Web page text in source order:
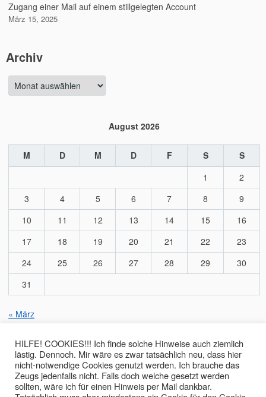
Zugang einer Mail auf einem stillgelegten Account
März 15, 2025
Archiv
Archiv
August 2026
M D M D F S
S
1
2
3
4 5 6 7 8
9
10
11 12 13 14 15
16
17
18 19 20 21 22
23
24
25 26 27 28 29
30
31
« März
read.me
HILFE! COOKIES!!! Ich finde solche Hinweise auch ziemlich
lästig. Dennoch. Mir wäre es zwar tatsächlich neu, dass hier
nicht-notwendige Cookies genutzt werden. Ich brauche das
Zeugs jedenfalls nicht. Falls doch welche gesetzt werden
sollten, wäre ich für einen Hinweis per Mail dankbar.